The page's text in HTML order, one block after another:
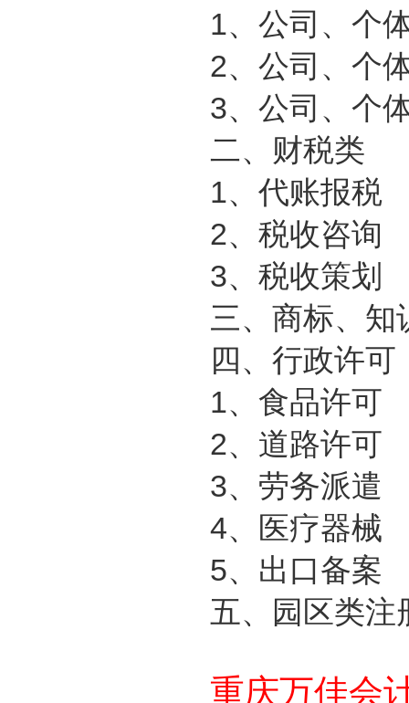
1、公司、个
2、公司、个
3、公司、个
二、财税类
1、代账报税
2、税收咨询
3、税收策划
三、商标、知
四、行政许可
1、食品许可
2、道路许可
3、劳务派遣
4、医疗器械
5、出口备案
五、园区类注
重庆万佳会